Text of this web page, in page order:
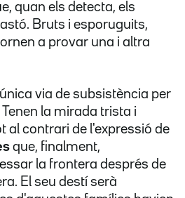
quan els detecta, els
Bruts i esporuguits,
a provar una i altra
via de subsistència per
la mirada trista i
al contrari de l'expressió de
que, finalment,
la frontera després de
El seu destí serà